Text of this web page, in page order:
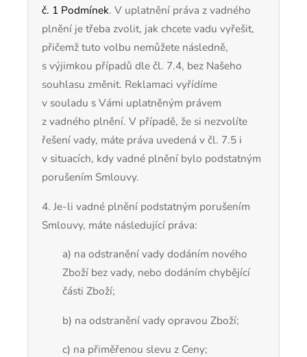
č. 1 Podmínek. V uplatnění práva z vadného
plnění je třeba zvolit, jak chcete vadu vyřešit,
přičemž tuto volbu nemůžete následně,
s výjimkou případů dle čl. 7.4, bez Našeho
souhlasu změnit. Reklamaci vyřídíme
v souladu s Vámi uplatněným právem
z vadného plnění. V případě, že si nezvolíte
řešení vady, máte práva uvedená v čl. 7.5 i
v situacích, kdy vadné plnění bylo podstatným
porušením Smlouvy.
4. Je-li vadné plnění podstatným porušením
Smlouvy, máte následující práva:
a) na odstranění vady dodáním nového
Zboží bez vady, nebo dodáním chybějící
části Zboží;
b) na odstranění vady opravou Zboží;
c) na přiměřenou slevu z Ceny;